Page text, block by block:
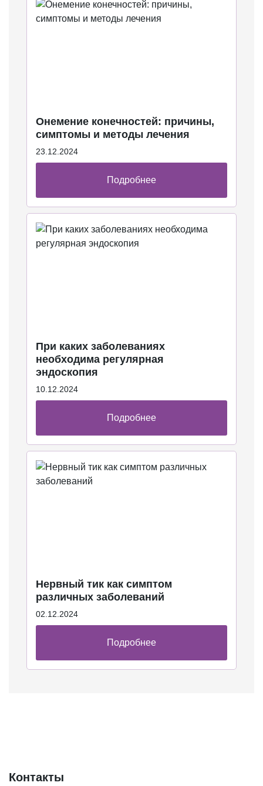
Онемение конечностей: причины,
симптомы и методы лечения
23.12.2024
Подробнее
При каких заболеваниях
необходима регулярная
эндоскопия
10.12.2024
Подробнее
Нервный тик как симптом
различных заболеваний
02.12.2024
Подробнее
Контакты